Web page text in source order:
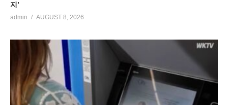
지’
admin AUGUST 8, 2026